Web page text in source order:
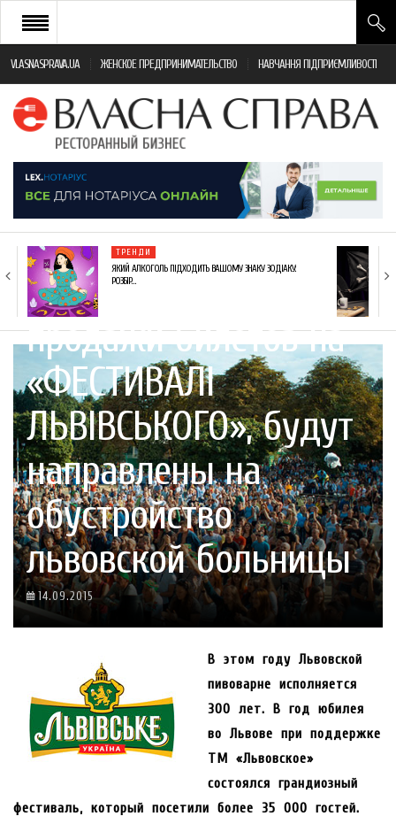
VLASNASPRAVA.UA ЖЕНСКОЕ ПРЕДПРИНИМАТЕЛЬСТВО НАВЧАННЯ ПІДПРИЄМЛИВОСТІ
НОВИНИ РЕСТОРАННОГО БІЗНЕСУ
ЯК ВІДКРИТИ ТА УСПІШНО КЕРУВАТИ
МОНІТОРИНГ ЗАКОНОДАВСТВА
ФРАНЧАЙЗИНГ
КНИГИ
ТРЕНДИ
ЯКИЙ АЛКОГОЛЬ ПІДХОДИТЬ ВАШОМУ ЗНАКУ ЗОДІАКУ:
РОЗБІР…
Более полумиллиона
гривен, собранные от
продажи билетов на
«ФЕСТИВАЛІ
ЛЬВІВСЬКОГО», будут
направлены на
обустройство
львовской больницы
14.09.2015
В этом году Львовской
пивоварне исполняется
300 лет. В год юбилея
во Львове при поддержке
ТМ «Львовское»
состоялся грандиозный
фестиваль, который посетили более 35 000 гостей.